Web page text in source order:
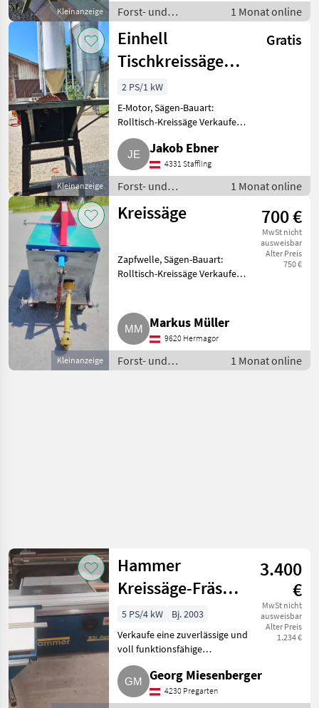
Kleinanzeige
Tischhöhe 80 cm. Fors
Forst- und
Holztechnik /
Kreissägen
1 Monat online
Kleinanzeige
Einhell
Tischkreissäge
TKS 250 UV –
1.500 W
Gratis
2 PS/1 kW
E-Motor, Sägen-Bauart:
Rolltisch-Kreissäge Verkaufe
eine Einhell Tischkreissäge mit
1.500 W Leistung. Sägeblatt
gehört gewechselt, aber sonst
voll funktionstüchtig. F
Jakob Ebner
4331 Staffling
Forst- und
Holztechnik /
Kreissägen
1 Monat online
Kleinanzeige
Kreissäge 700 €
MwSt nicht
ausweisbar
Alter Preis
750 €
Zapfwelle, Sägen-Bauart:
Rolltisch-Kreissäge Verkaufe
Kreissäge. Kreissägeblatt aus
HSS-Stahl wird bei Verkauf neu
ge
Markus Müller
9620 Hermagor
Forst- und
Holztechnik /
1 Monat online
Hammer
Kreissäge-Fräse-
Kombi Trend
B3L
3.400
€
MwSt nicht
ausweisbar
Alter Preis
1.234 €
5 PS/4 kW
Bj. 2003
Verkaufe eine zuverlässige und
voll funktionsfähige
Kombimaschine (Kreissäge,
Fräse), Hammer Trend B3L, 4
kW. Neuer Längsanschlag.
Georg Miesenberger
4230 Pregarten